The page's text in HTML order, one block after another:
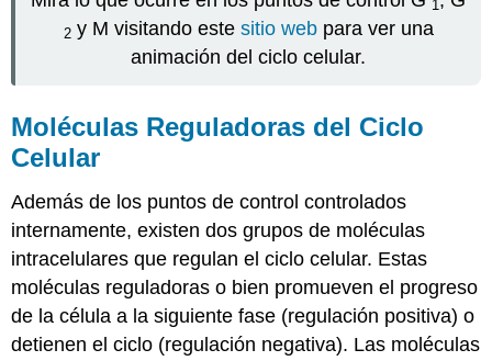
1
2y M visitando este sitio webpara ver una
animación del ciclo celular.
Moléculas Reguladoras del Ciclo
Celular
Además de los puntos de control controlados
internamente, existen dos grupos de moléculas
intracelulares que regulan el ciclo celular. Estas
moléculas reguladoras o bien promueven el progreso
de la célula a la siguiente fase (regulación positiva) o
detienen el ciclo (regulación negativa). Las moléculas